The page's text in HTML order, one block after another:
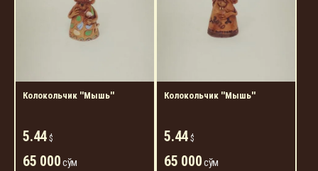
Колокольчик ''Мышь''
5.44 $
65 000сўм
Колокольчик ''Мышь''
5.44 $
65 000сўм